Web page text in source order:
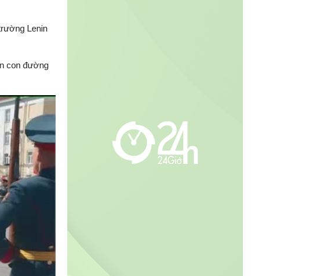
Lenin
con đường